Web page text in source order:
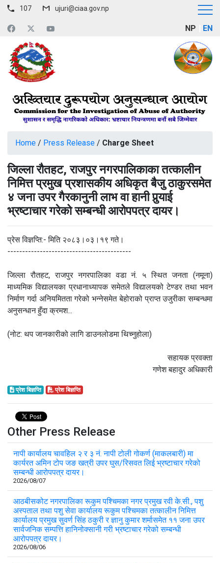
107 ujuri@ciaa.gov.np
NP EN
Home / Press Release / Charge Sheet
जिल्ला रौतहट, राजपुर नगरपालिकाका तत्कालीन
निमित्त प्रमुख प्रशासकीय अधिकृत बैजु ठाकुरसमेत
४ जना उपर गैरकानुनी लाभ वा हानी पुर्‍याई
भ्रष्टाचार गरेको सम्बन्धी आरोपपत्र दायर।
प्रेस विज्ञप्ति:- मिति २०८३।०३।१९ गते।
------------------------------------------
जिल्ला रौतहट, राजपुर नगरपालिका वडा नं. ५ स्थित जनता (नमूना)
माध्यमिक विद्यालयका प्रधानाध्यापक समेतले विद्यालयको टेण्डर तथा भवन
निर्माण गर्दा अनियमितता गरेको भन्नेसमेत बेहोराको प्राप्त उजुरीका सम्बन्धमा
अनुसन्धान हुँदा क्रमश...
(नोट: थप जानकारीको लागि डाउनलोडमा थिच्नुहोला)
सहायक प्रवक्ता
गणेश बहादुर अधिकारी
प्रेश बिज्ञप्ति प्रेश बिज्ञप्ति
Other Press Release
नापी कार्यालय चावहिल २ र ३ नं. नापी टोली गोकर्ण (माकलबारी) मा
कार्यरत अमिन टोप जङ खत्री उपर घुस/रिसवत लिई भ्रष्टाचार गरेको
सम्बन्धी आरोपपत्र दायर।
2026/08/07
आठबीसकोट नगरपालिका रूकुम पश्चिमका नगर प्रमुख रवी के.सी., पशु
अस्पताल तथा पशु सेवा कार्यालय रूकुम पश्चिमका तत्कालीन निमित्त
कार्यालय प्रमुख सुवर्ण सिंह ठकुरी र ज्ञानु कुमार शर्मासमेत ११ जना उपर
सार्वजनिक सम्पत्ति हानिनोक्सानी गरी भ्रष्टाचार गरेको सम्बन्धी
आरोपपत्र दायर।
2026/08/06